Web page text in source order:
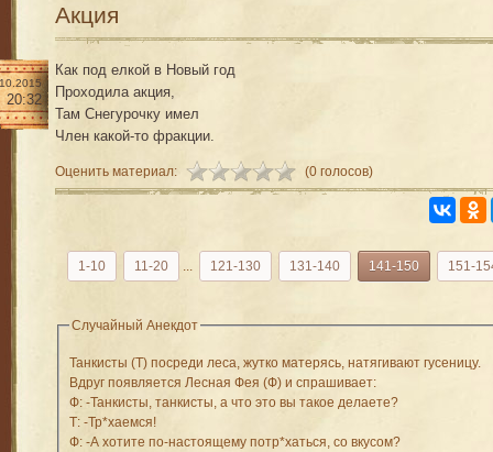
Акция
20:32
Как под елкой в Новый год
Проходила акция,
Там Снегурочку имел
Член какой-то фракции.
Оценить материал: (0 голосов)
1-10 11-20 ... 121-130 131-140 141-150 151-
Случайный Анекдот
Танкисты (Т) посреди леса, жутко матерясь, натягивают гусеницу.
Вдруг появляется Лесная Фея (Ф) и спрашивает:
Ф: -Танкисты, танкисты, а что это вы такое делаете?
Т: -Тр*хаемся!
Ф: -А хотите по-настоящему потр*хаться, со вкусом?